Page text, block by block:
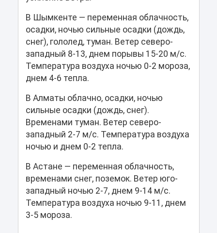
В Шымкенте — переменная облачность,
осадки, ночью сильные осадки (дождь,
снег), гололед, туман. Ветер северо-
западный 8-13, днем порывы 15-20 м/с.
Температура воздуха ночью 0-2 мороза,
днем 4-6 тепла.
В Алматы облачно, осадки, ночью
сильные осадки (дождь, снег).
Временами туман. Ветер северо-
западный 2-7 м/с. Температура воздуха
ночью и днем 0-2 тепла.
В Астане — переменная облачность,
временами снег, поземок. Ветер юго-
западный ночью 2-7, днем 9-14 м/с.
Температура воздуха ночью 9-11, днем
3-5 мороза.